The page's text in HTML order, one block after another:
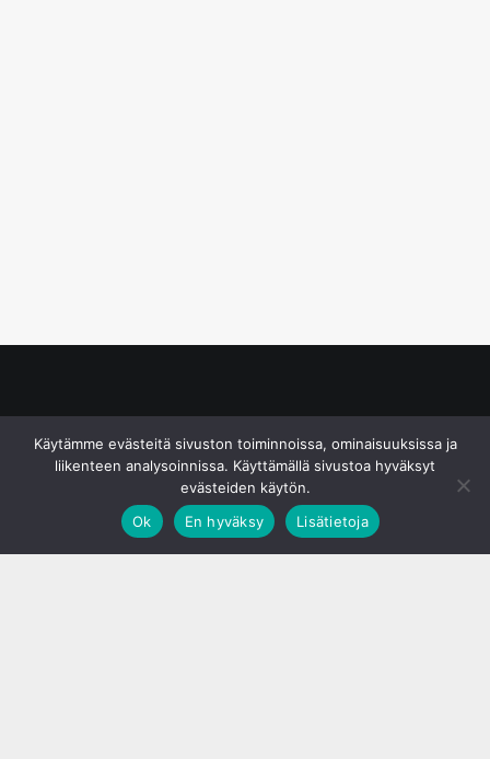
Käytämme evästeitä sivuston toiminnoissa, ominaisuuksissa ja
liikenteen analysoinnissa. Käyttämällä sivustoa hyväksyt
evästeiden käytön.
Ok
En hyväksy Lisätietoja